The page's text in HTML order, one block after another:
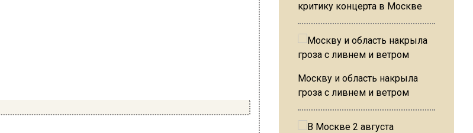
критику концерта в Москве
Москву и область накрыла
гроза с ливнем и ветром